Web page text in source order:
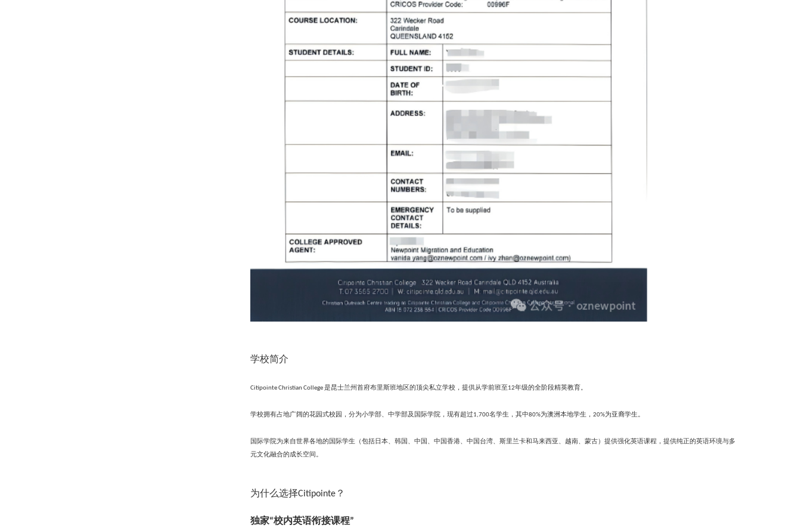
学校简介
Citipointe Christian College是昆士兰州首府布里斯班地区的顶尖私立学校，提供从学前班至12年级的全阶段精英教育。
学校拥有占地广阔的花园式校园，分为小学部、中学部及国际学院，现有超过1,700名学生，其中80%为澳洲本地学生， 20%为亚裔学生。
国际学院为来自世界各地的国际学生（包括日本、韩国、中国、中国香港、中国台湾、斯里兰卡和马来西亚、越南、蒙古）提供强化英语课程，提供纯正的英语环境与多
元文化融合的成长空间。
为什么选择Citipointe？
独家“校内英语衔接课程”